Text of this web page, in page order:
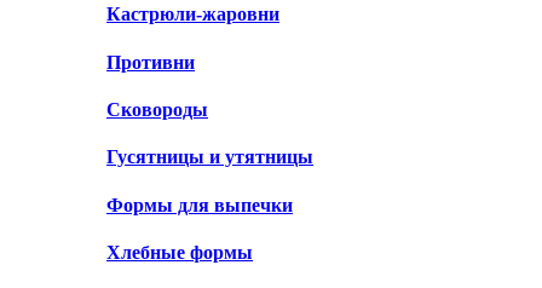
Кастрюли-жаровни
Противни
Сковороды
Гусятницы и утятницы
Формы для выпечки
Хлебные формы